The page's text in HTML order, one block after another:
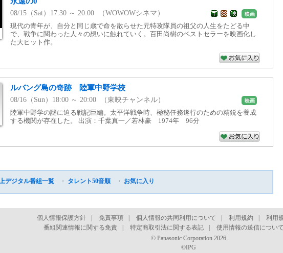
08/15（Sat）17:30 ～ 20:00 （WOWOWシネマ） 映画
現代の青年が、自分と同じ歳で命を散らせた元特攻隊員の祖父の人生をたどる中
で、戦争に関わった人々の想いに触れていく。百田尚樹のベストセラーを映画化し
た大ヒット作。
ルバング島の奇跡 陸軍中野学校
08/16（Sun）18:00 ～ 20:00 （東映チャンネル） 映画
陸軍中野学の謎に迫る戦記巨編。太平洋戦争時、極秘任務遂行のための精鋭を養成
する機関が存在した。 出演：千葉真一／若林豪 1974年 96分
デジタル番組一覧 ・ タレント50音順 ・ お気に入り
個人情報保護方針 免責事項 個人情報の共同利用について 利用規約
利用
番組関連情報に関する免責
特定商取引法に関する表記 使用情報の送信について
© Panasonic Corporation 2026
©IPG